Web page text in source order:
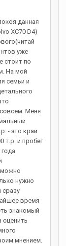
данная
XC70 D4)
уже
стоит по
На мой
семьи и
Меня
- это край
т.р. и пробег
можно
нужно
сразу
время
знакомый
оценить
мнением.